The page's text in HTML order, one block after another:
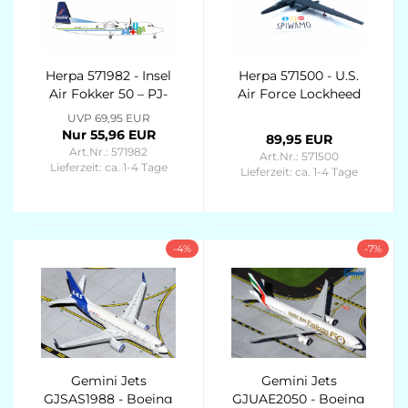
Herpa 571982 - Insel
Air Fokker 50 – PJ-
KVK
UVP 69,95 EUR
Nur 55,96 EUR
Art.Nr.: 571982
Lieferzeit: ca. 1-4 Tage
Herpa 571500 - U.S.
Air Force Lockheed
Reconnaissance
Squadron, 17th
Air Base, Saudi
Arabia) “Calvin” – 80-
89,95 EUR
Art.Nr.: 571500
Lieferzeit: ca. 1-4 Tage
-4%
Gemini Jets
GJSAS1988 - Boeing
-7%
Gemini Jets
GJUAE2050 - Boeing